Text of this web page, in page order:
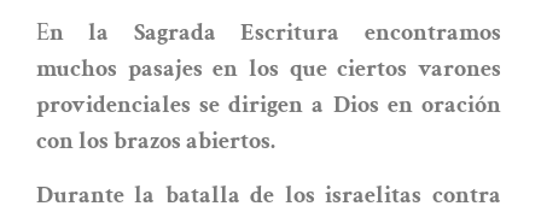
En la Sagrada Escritura encontramos
muchos pasajes en los que ciertos varones
providenciales se dirigen a Dios en oración
con los brazos abiertos.
Durante la batalla de los israelitas contra